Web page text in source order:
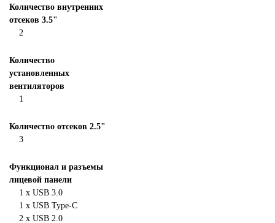
Количество внутренних
отсеков 3.5"
2
Количество
установленных
вентиляторов
1
Количество отсеков 2.5"
3
Функционал и разъемы
лицевой панели
1 х USB 3.0
1 х USB Type-C
2 х USB 2.0